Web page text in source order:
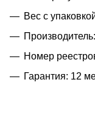
Вес с
Номер
Гарантия: 12